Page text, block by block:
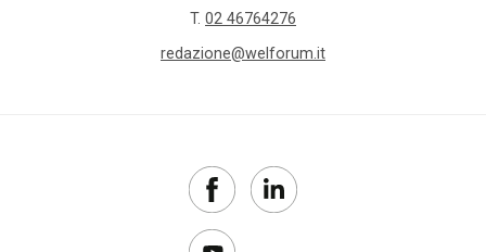
T. 02 46764276
redazione@welforum.it